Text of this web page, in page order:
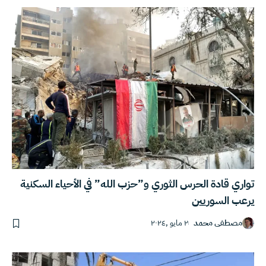
تواري قادة الحرس الثوري و”حزب الله” في الأحياء السكنية
يرعب السوريين
مصطفى محمد ٢ مايو ,٢٠٢٤